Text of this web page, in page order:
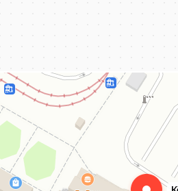
КёнигКлимат
Кондиционеры в Калининграде
Установка кондиционеров в Калининграде